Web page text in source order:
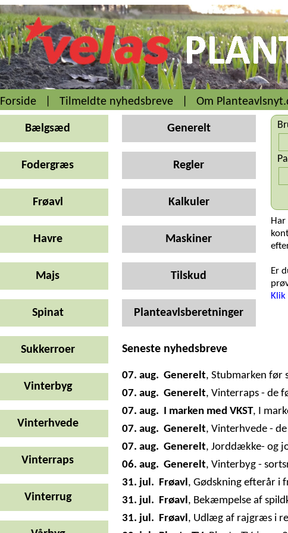
Forside Tilmeldte nyhedsbreve Om
Bælgsæd
Fodergræs
Frøavl
Havre
Majs
Spinat
Sukkerroer
Vinterbyg
Vinterhvede
Vinterraps
Vinterrug
Generelt
Regler
Kalkuler
Maskiner
Tilskud
Planteavlsberetninger
Er
Seneste nyhedsbreve
07. aug. Generelt, Stubmarken før
07. aug. Generelt, Vinterraps - de
07. aug. I marken med VKST, I
07. aug. Generelt, Vinterhvede -
07. aug. Generelt, Jorddække- og
06. aug. Generelt, Vinterbyg -
31. jul. Frøavl, Gødskning efterår i
31. jul. Frøavl, Bekæmpelse af
31. jul. Frøavl, Udlæg af rajgræs i